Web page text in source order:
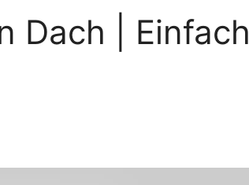
Dach | Einfach